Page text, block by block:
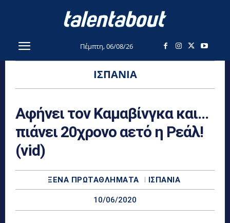
Πέμπτη, 06/08/26
ΙΣΠΑΝΊΑ
Αφήνει τον Καμαβίνγκα και…
πιάνει 20χρονο αετό η Ρεάλ!
(vid)
ΞΈΝΑ ΠΡΩΤΑΘΛΉΜΑΤΑ ΙΣΠΑΝΊΑ
10/06/2020